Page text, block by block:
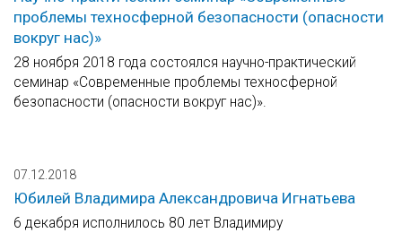
проблемы техносферной безопасности (опасности
вокруг нас)»
28 ноября 2018 года состоялся научно-практический
семинар «Современные проблемы техносферной
безопасности (опасности вокруг нас)».
07.12.2018
Юбилей Владимира Александровича Игнатьева
6 декабря исполнилось 80 лет Владимиру